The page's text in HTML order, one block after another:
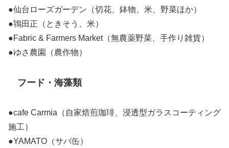
●仙台ローズガーデン（切花、鉢物、米、野菜ほか）
●鴇田正（ときそう、米）
●Fabric & Farmers Market（無農薬野菜、手作り雑貨）
●ゆさ農園（農作物）
フード・海藻類
●cafe Carmia（自家焙煎珈琲、浸透型ガラスコーティング
施工）
●YAMATO（サバ缶）